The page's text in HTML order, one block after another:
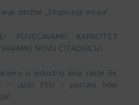
izložbe „Eksplozija mirisa”
POVEĆAVAMO KAPACITET
NOVU ČITAONICU!
u industriji koja raste 3x
– upiši FSU i postani lider